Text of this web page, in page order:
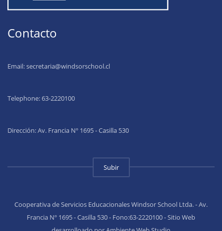
Contacto
Email:secretaria@windsorschool.cl
Telephone: 63-2220100
Dirección: Av. Francia Nº 1695 - Casilla 530
Subir
Cooperativa de Servicios Educacionales Windsor School Ltda. - Av.
Francia Nº 1695 - Casilla 530 - Fono:63-2220100 - Sitio Web